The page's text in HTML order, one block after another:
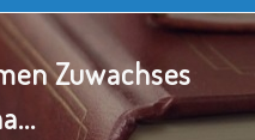
Zuwachses